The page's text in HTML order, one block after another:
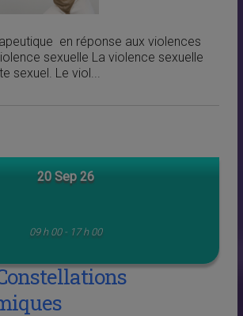
en réponse aux violences
sexuelle La violence sexuelle
sexuel. Le viol...
20 Sep 26
09 h 00 - 17 h 00